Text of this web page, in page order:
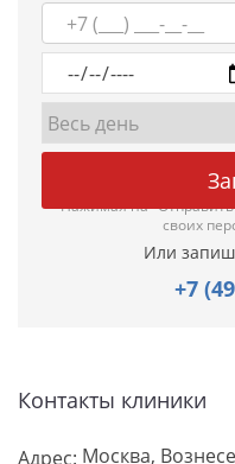
Нажимая на
своих
Или
+7
Контакты клиники
Адрес: Москва,